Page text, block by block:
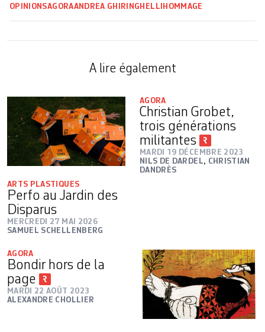
OPINIONSAGORAANDREA GHIRINGHELLI HOMMAGE
A lire également
ARTS PLASTIQUES
Perfo au Jardin des
Disparus
MERCREDI 27 MAI 2026
SAMUEL SCHELLENBERG
AGORA
Christian Grobet,
trois générations
militantes
MARDI 19 DÉCEMBRE 2023
NILS DE DARDEL, CHRISTIAN
DANDRÈS
AGORA
Bondir hors de la
page
MARDI 22 AOÛT 2023
ALEXANDRE CHOLLIER